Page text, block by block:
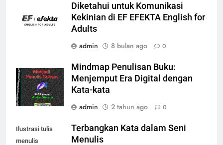
Diketahui untuk Komunikasi
Kekinian di EF EFEKTA English for
Adults
admin
8 bulan ago 0
Mindmap Penulisan Buku:
Menjemput Era Digital dengan
Kata-kata
admin
2 tahun ago 0
Ilustrasi tulis
menulis
Terbangkan Kata dalam Seni
Menulis